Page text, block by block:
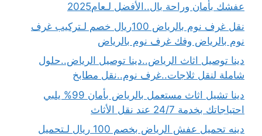
عفشك بأمان وراحة بال..الأفضل لـعام2025
نقل غرف نوم بالرياض 100ريال خصم لـتركيب غرف
نوم بالرياض وفك غرف نوم بالرياض
دينا توصيل اثاث الرياض..دينا توصيل الرياض..حلول
شاملة لنقل ثلاجات..غرف نوم..نقل مطابخ
دينا تشيل اثاث مستعمل بالرياض بأمان 99% يلبي
احتياجاتك بخدمة 24/7 عند نقل الأثاث
دينه تحميل عفش الرياض بخصم 100 ريال لـتحميل